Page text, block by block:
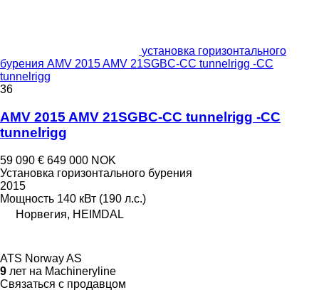
установка горизонтального
бурения AMV 2015 AMV 21SGBC-CC tunnelrigg -CC
tunnelrigg
36
AMV 2015 AMV 21SGBC-CC tunnelrigg -CC
tunnelrigg
59 090 € 649 000 NOK
Установка горизонтального бурения
2015
Мощность 140 кВт (190 л.с.)
Норвегия, HEIMDAL
ATS Norway AS
9 лет на Machineryline
Связаться с продавцом